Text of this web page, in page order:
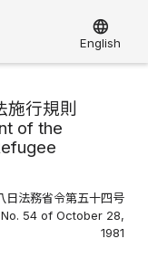
language
English
施行規則
of the
日法務省令第五十四号
54 of October 28,
1981